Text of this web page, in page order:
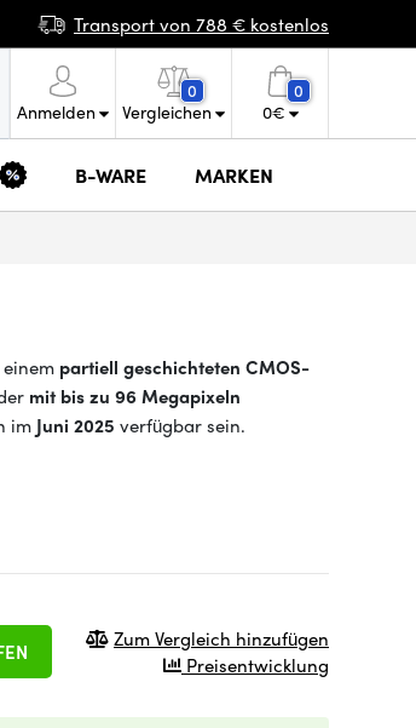
Transport von 788 € kostenlos
Anmelden
0
Vergleichen
0
0€
B-WARE MARKEN
partiell geschichteten CMOS-
mit bis zu 96 Megapixeln
im Juni 2025 verfügbar sein.
Zum Vergleich hinzufügen
Preisentwicklung